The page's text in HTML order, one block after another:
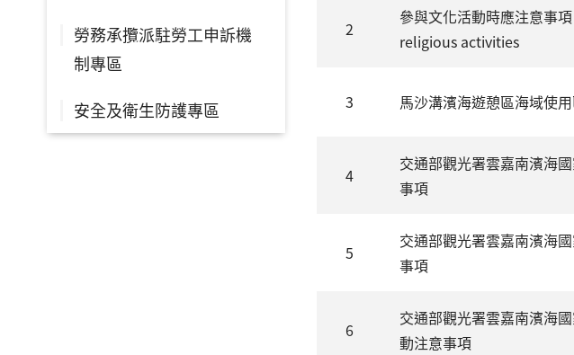
勞務承攬派駐勞工申訴機
制專區
安全及衛生防護專區
2
參與文化活動時應注意事
religious activities
3 馬沙溝濱海遊憩區海域使
4
交通部觀光署雲嘉南濱海
事項
5
交通部觀光署雲嘉南濱海
事項
6
交通部觀光署雲嘉南濱海
動注意事項